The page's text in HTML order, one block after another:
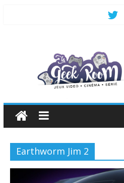
Earthworm Jim 2